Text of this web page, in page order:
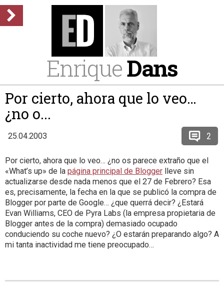
EnriqueDans
Por cierto, ahora que lo veo…
¿no o...
25.04.2003 2
Por cierto, ahora que lo veo… ¿no os parece extraño que el
«What’s up» de la página principal de Blogger lleve sin
actualizarse desde nada menos que el 27 de Febrero? Esa
es, precisamente, la fecha en la que se publicó la compra de
Blogger por parte de Google… ¿que querrá decir? ¿Estará
Evan Williams, CEO de Pyra Labs (la empresa propietaria de
Blogger antes de la compra) demasiado ocupado
conduciendo su coche nuevo? ¿O estarán preparando algo? A
mi tanta inactividad me tiene preocupado…